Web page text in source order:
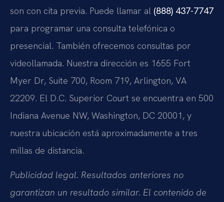
son con cita previa. Puede llamar al (888) 437-7747
para programar una consulta telefónica o
presencial. También ofrecemos consultas por
videollamada. Nuestra dirección es 1655 Fort
Myer Dr, Suite 700, Room 719, Arlington, VA
22209. El D.C. Superior Court se encuentra en 500
Indiana Avenue NW, Washington, DC 20001, y
nuestra ubicación está aproximadamente a tres
millas de distancia.
Publicidad legal. Resultados anteriores no
garantizan un resultado similar. El contenido de